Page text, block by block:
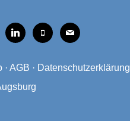
linkedinmobilemail
· AGB · Datenschutzerklärung